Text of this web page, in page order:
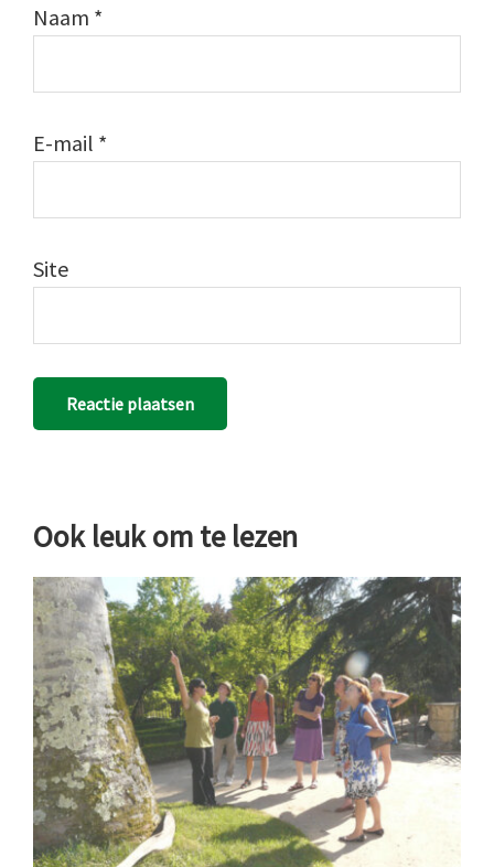
Naam *
E-mail *
Site
Ook leuk om te lezen